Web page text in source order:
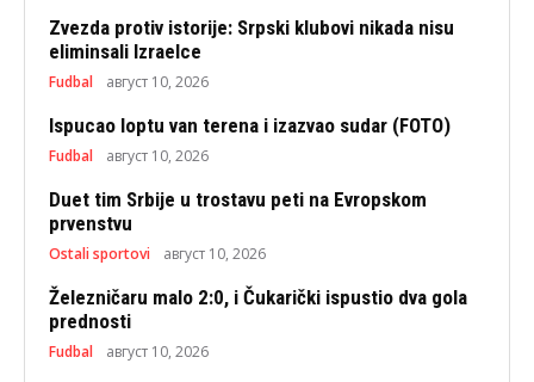
Zvezda protiv istorije: Srpski klubovi nikada nisu
eliminsali Izraelce
Fudbal август 10, 2026
Ispucao loptu van terena i izazvao sudar (FOTO)
Fudbal август 10, 2026
Duet tim Srbije u trostavu peti na Evropskom
prvenstvu
Ostali sportovi август 10, 2026
Železničaru malo 2:0, i Čukarički ispustio dva gola
prednosti
Fudbal август 10, 2026